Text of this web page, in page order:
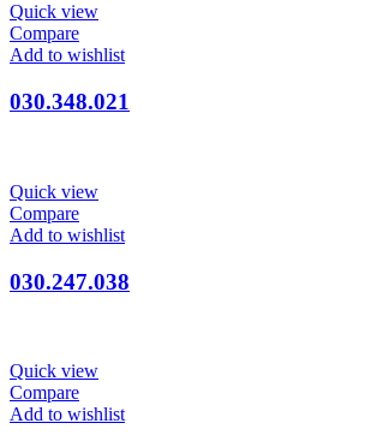
Quick view
Compare
Add to wishlist
030.348.021
Quick view
Compare
Add to wishlist
030.247.038
Quick view
Compare
Add to wishlist